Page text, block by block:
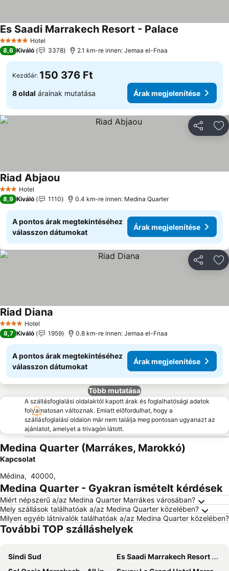
5 KategóriaHotel
Es Saadi Marrakech Resort - Palace
8,6 Kiváló 3378 2.1 km-re innen: Jemaa el-Fnaa
Kezdőár: 150 376 Ft
8 oldal árainak mutatása Árak megjelenítése
3 Kategória
Hotel
Riad Abjaou
8,9 Kiváló 1110 0.4 km-re innen: Medina Quarter
A pontos árak megtekintéséhez
válasszon dátumokat
Árak megjelenítése
4 KategóriaHotel
Riad Diana
8,7 Kiváló 1959 0.8 km-re innen: Jemaa el-Fnaa
A pontos árak megtekintéséhez
válasszon dátumokat
Árak megjelenítése
Több mutatása
A szállásfoglalási oldalaktól kapott árak és foglalhatósági adatok
folyamatosan változnak. Emiatt előfordulhat, hogy a
szállásfoglalási oldalon már nem találja meg pontosan ugyanazt az
ajánlatot, amelyet a trivagón látott.
Medina Quarter (Marrákes, Marokkó)
Kapcsolat
Médina, 40000,
Medina Quarter - Gyakran ismételt kérdések
Miért népszerű a/az Medina Quarter Marrákes városában?
Mely szállások találhatóak a/az Medina Quarter közelében?
Milyen egyéb látnivalók találhatóak a/az Medina Quarter közelében?
További TOP szálláshelyek
Sindi Sud
Es Saadi Marrakech Resort - Palace